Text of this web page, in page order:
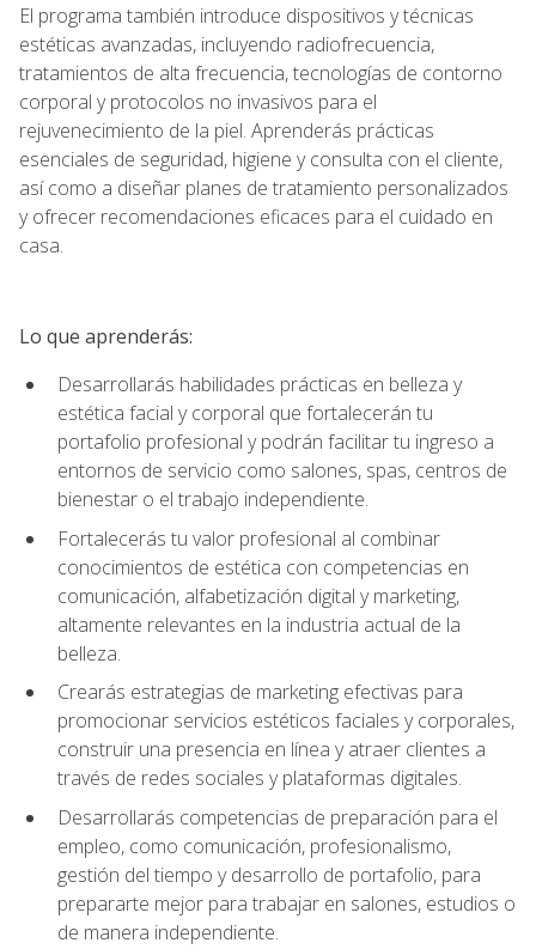
El programa también introduce dispositivos y técnicas
estéticas avanzadas, incluyendo radiofrecuencia,
tratamientos de alta frecuencia, tecnologías de contorno
corporal y protocolos no invasivos para el
rejuvenecimiento de la piel. Aprenderás prácticas
esenciales de seguridad, higiene y consulta con el cliente,
así como a diseñar planes de tratamiento personalizados
y ofrecer recomendaciones eficaces para el cuidado en
casa.
Lo que aprenderás:
Desarrollarás habilidades prácticas en belleza y
estética facial y corporal que fortalecerán tu
portafolio profesional y podrán facilitar tu ingreso a
entornos de servicio como salones, spas, centros de
bienestar o el trabajo independiente.
Fortalecerás tu valor profesional al combinar
conocimientos de estética con competencias en
comunicación, alfabetización digital y marketing,
altamente relevantes en la industria actual de la
belleza.
Crearás estrategias de marketing efectivas para
promocionar servicios estéticos faciales y corporales,
construir una presencia en línea y atraer clientes a
través de redes sociales y plataformas digitales.
Desarrollarás competencias de preparación para el
empleo, como comunicación, profesionalismo,
gestión del tiempo y desarrollo de portafolio, para
prepararte mejor para trabajar en salones, estudios o
de manera independiente.